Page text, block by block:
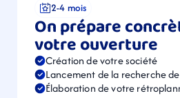
2-4 mois
On prépare
votre ouverture
Création de votre société
Lancement de la recherche
Élaboration de votre